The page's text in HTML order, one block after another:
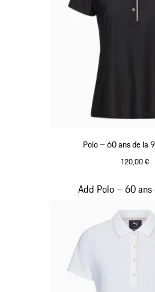
Polo – 60 ans de la
120,00 €
Add Polo – 60
Diapositive 16 sur 20